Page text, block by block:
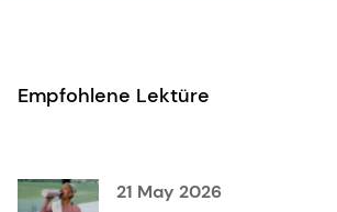
Collegesportlern: A Cross-Sectional
Analysis,
Empfohlene Lektüre
21 May 2026